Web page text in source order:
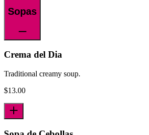
Sopas
Crema del Dia
Traditional creamy soup.
$13.00